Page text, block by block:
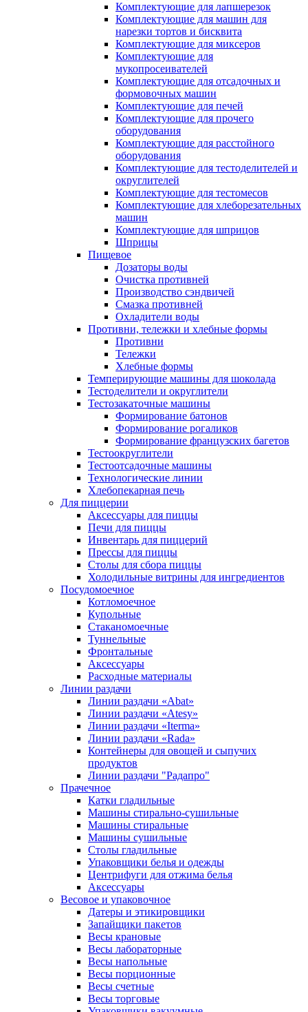
Комплектующие для лапшерезок
Комплектующие для машин для
нарезки тортов и бисквита
Комплектующие для миксеров
Комплектующие для
мукопросеивателей
Комплектующие для отсадочных и
формовочных машин
Комплектующие для печей
Комплектующие для прочего
оборудования
Комплектующие для расстойного
оборудования
Комплектующие для тестоделителей и
округлителей
Комплектующие для тестомесов
Комплектующие для хлеборезательных
машин
Комплектующие для шприцов
Шприцы
Пищевое
Дозаторы воды
Очистка противней
Производство сэндвичей
Смазка противней
Охладители воды
Противни, тележки и хлебные формы
Противни
Тележки
Хлебные формы
Темперирующие машины для шоколада
Тестоделители и округлители
Тестозакаточные машины
Формирование батонов
Формирование рогаликов
Формирование французских багетов
Тестоокруглители
Тестоотсадочные машины
Технологические линии
Хлебопекарная печь
Для пиццерии
Аксессуары для пиццы
Печи для пиццы
Инвентарь для пиццерий
Прессы для пиццы
Столы для сбора пиццы
Холодильные витрины для ингредиентов
Посудомоечное
Котломоечное
Купольные
Стаканомоечные
Туннельные
Фронтальные
Аксессуары
Расходные материалы
Линии раздачи
Линии раздачи «Abat»
Линии раздачи «Atesy»
Линии раздачи «Iterma»
Линии раздачи «Rada»
Контейнеры для овощей и сыпучих
продуктов
Линии раздачи "Радапро"
Прачечное
Катки гладильные
Машины стирально-сушильные
Машины стиральные
Машины сушильные
Столы гладильные
Упаковщики белья и одежды
Центрифуги для отжима белья
Аксессуары
Весовое и упаковочное
Датеры и этикировщики
Запайщики пакетов
Весы крановые
Весы лабораторные
Весы напольные
Весы порционные
Весы счетные
Весы торговые